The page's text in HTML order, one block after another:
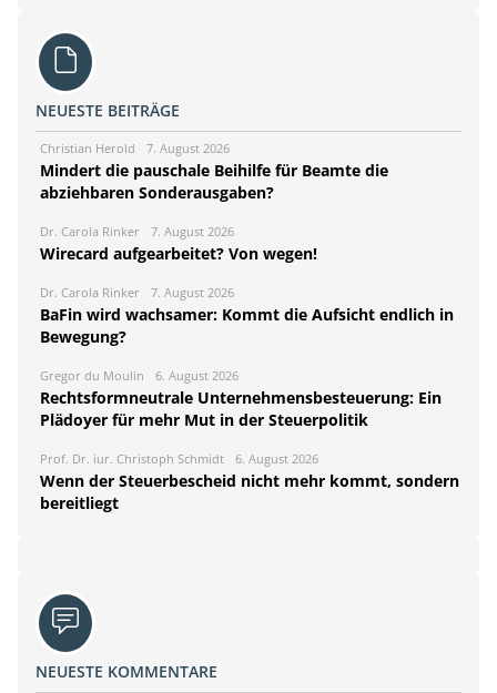
NEUESTE BEITRÄGE
Christian Herold 7. August 2026
Mindert die pauschale Beihilfe für Beamte die
abziehbaren Sonderausgaben?
Dr. Carola Rinker 7. August 2026
Wirecard aufgearbeitet? Von wegen!
Dr. Carola Rinker 7. August 2026
BaFin wird wachsamer: Kommt die Aufsicht endlich in
Bewegung?
Gregor du Moulin 6. August 2026
Rechtsformneutrale Unternehmensbesteuerung: Ein
Plädoyer für mehr Mut in der Steuerpolitik
Prof. Dr. iur. Christoph Schmidt 6. August 2026
Wenn der Steuerbescheid nicht mehr kommt, sondern
bereitliegt
NEUESTE KOMMENTARE